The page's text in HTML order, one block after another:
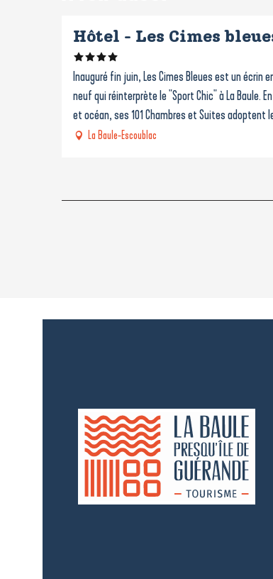
Hôtel - Les Cimes
Inauguré fin juin, Les Cimes Bleues est un écrin
neuf qui réinterprète le "Sport Chic" à La Baule.
et océan, ses 101 Chambres et Suites adoptent
La Baule-Escoublac